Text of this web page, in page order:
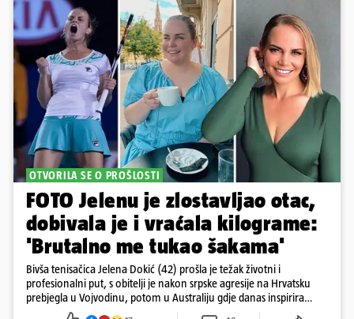
OTVORILA SE O PROŠLOSTI
FOTO Jelenu je zlostavljao otac,
dobivala je i vraćala kilograme:
'Brutalno me tukao šakama'
Bivša tenisačica Jelena Dokić (42) prošla je težak životni i
profesionalni put, s obitelji je nakon srpske agresije na Hrvatsku
prebjegla u Vojvodinu, potom u Australiju gdje danas inspirira